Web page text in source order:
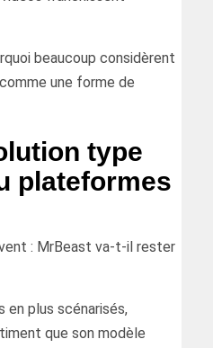
beaucoup considèrent
une forme de
type
plateformes
: MrBeast va-t-il rester
en plus scénarisés,
que son modèle